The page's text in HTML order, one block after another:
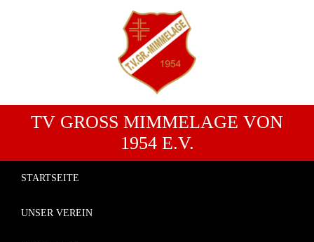
TV GROSS MIMMELAGE VON 1
954 E.V.
STARTSEITE
UNSER VEREIN